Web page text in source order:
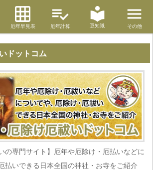
厄年早見表 厄年計算 豆知識 その他
ドットコム
の専門サイト】厄年や厄除け・厄払いなどに
払いできる日本全国の神社・お寺をご紹介